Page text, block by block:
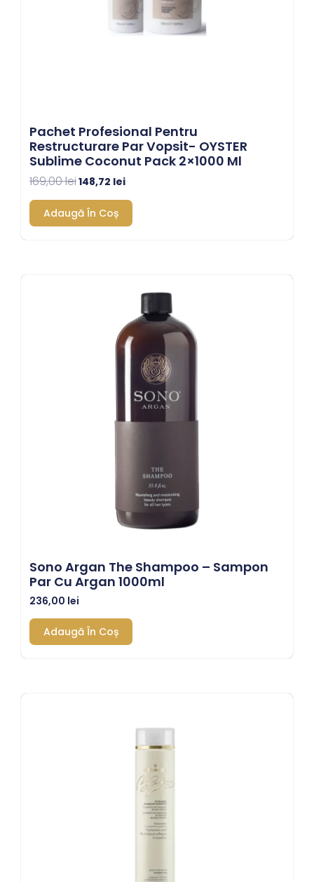
Pachet Profesional Pentru
Restructurare Par Vopsit- OYSTER
Sublime Coconut Pack 2×1000 Ml
169,00lei148,72 lei
Adaugă În Coș
Sono Argan The Shampoo – Sampon
Par Cu Argan 1000ml
236,00 lei
Adaugă În Coș